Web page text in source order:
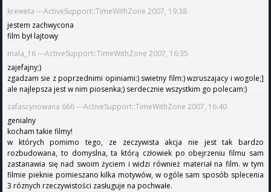
kreweta ---ActiveSupport::TimeWithZone 2007, 19:38
jestem zachwycona
film był lajtowy
mala_16 ---ActiveSupport::TimeWithZone 2007, 16:35
zajefajny;)
zgadzam sie z poprzednimi opiniami:) swietny film:) wzruszajacy i wogole;]
ale najlepsza jest w nim piosenka;) serdecznie wszystkim go polecam:)
zafascynowana 666 ---ActiveSupport::TimeWithZone 2007, 16:40
genialny
kocham takie filmy!
w których pomimo tego, ze zeczywista akcja nie jest tak bardzo
rozbudowana, to domyslna, ta którą człowiek po obejrzeniu filmu sam
zastanawia się nad swoim życiem i widzi również materiał na film. w tym
filmie pieknie pomieszano kilka motywów, w ogóle sam sposób splecenia
3 róznych rzeczywistości zasługuje na pochwałe.